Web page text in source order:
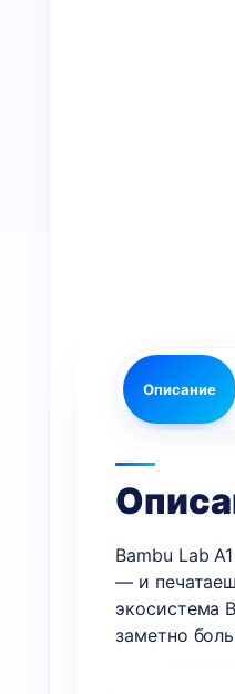
Описание
Bambu Lab
— и
экосистема
заметно